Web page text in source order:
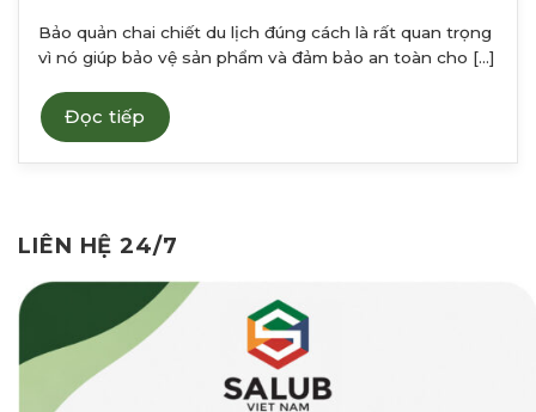
LIÊN HỆ 24/7
Bảo quản chai chiết du lịch đúng cách là rất quan trọng
vì nó giúp bảo vệ sản phẩm và đảm bảo an toàn cho [...]
Đọc tiếp